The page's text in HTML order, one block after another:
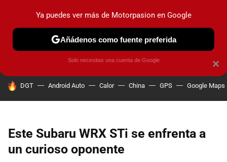
PRUEBAS COCHES ELÉCTRICOS OBSERVATORIO
HOY SE HABLA DE
DGT Android Auto Calor China GPS Google Maps
Este Subaru WRX STi se enfrenta a
un curioso oponente
×
Ya puedes ver más de Motorpasion en Google
Añádenos como fuente preferida
Solo necesitas una cuenta de Google